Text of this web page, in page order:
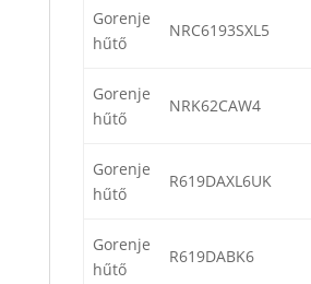
Gorenje
hűtő
NRC6193SXL5
Gorenje
hűtő
NRK62CAW4
Gorenje
hűtő
R619DAXL6UK
Gorenje
hűtő
R619DABK6